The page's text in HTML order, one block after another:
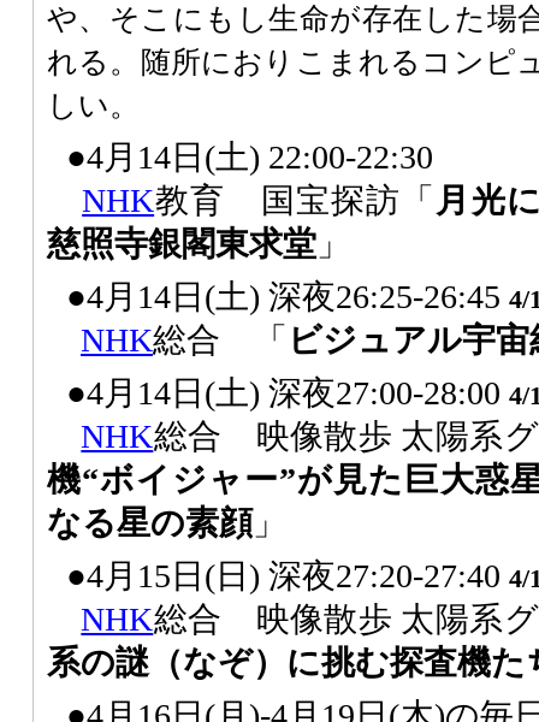
や、そこにもし生命が存在した場
れる。随所におりこまれるコンピ
しい。
●4月14日(土) 22:00-22:30
NHK教育 国宝探訪「 月光
慈照寺銀閣東求堂 」
●4月14日(土) 深夜26:25-26:45 4/
NHK総合 「 ビジュアル宇宙
●4月14日(土) 深夜27:00-28:00 4/
NHK総合 映像散歩 太陽系
機“ボイジャー”が見た巨大惑
なる星の素顔」
●4月15日(日) 深夜27:20-27:40 4/
NHK総合 映像散歩 太陽系
系の謎（なぞ）に挑む探査機た